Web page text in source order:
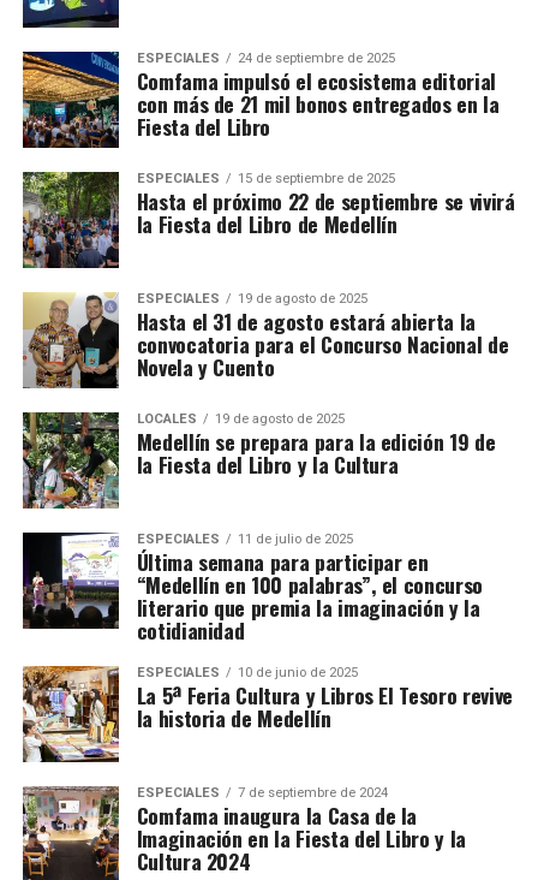
ESPECIALES 24 de septiembre de 2025
Comfama impulsó el ecosistema editorial
con más de 21 mil bonos entregados en la
Fiesta del Libro
ESPECIALES 15 de septiembre de 2025
Hasta el próximo 22 de septiembre se vivirá
la Fiesta del Libro de Medellín
ESPECIALES 19 de agosto de 2025
Hasta el 31 de agosto estará abierta la
convocatoria para el Concurso Nacional de
Novela y Cuento
LOCALES 19 de agosto de 2025
Medellín se prepara para la edición 19 de
la Fiesta del Libro y la Cultura
ESPECIALES 11 de julio de 2025
Última semana para participar en
“Medellín en 100 palabras”, el concurso
literario que premia la imaginación y la
cotidianidad
ESPECIALES 10 de junio de 2025
La 5ª Feria Cultura y Libros El Tesoro revive
la historia de Medellín
ESPECIALES 7 de septiembre de 2024
Comfama inaugura la Casa de la
Imaginación en la Fiesta del Libro y la
Cultura 2024